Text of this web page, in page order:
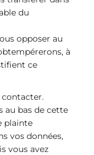
du
opposer au
à
ce
contacter.
au bas de cette
plainte
vos données,
vous avez